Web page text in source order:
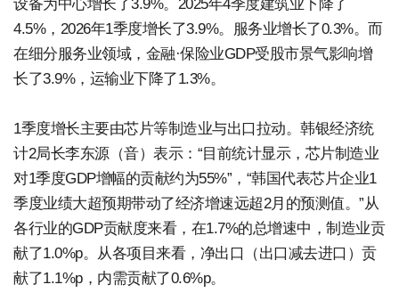
设备为中心增长了3.9%。2025年4季度建筑业下降了
4.5%，2026年1季度增长了3.9%。服务业增长了0.3%。而
在细分服务业领域，金融·保险业GDP受股市景气影响增
长了3.9%，运输业下降了1.3%。
1季度增长主要由芯片等制造业与出口拉动。韩银经济统
计2局长李东源（音）表示：“目前统计显示，芯片制造业
对1季度GDP增幅的贡献约为55%”，“韩国代表芯片企业1
季度业绩大超预期带动了经济增速远超2月的预测值。”从
各行业的GDP贡献度来看，在1.7%的总增速中，制造业贡
献了1.0%p。从各项目来看，净出口（出口减去进口）贡
献了1.1%p，内需贡献了0.6%p。